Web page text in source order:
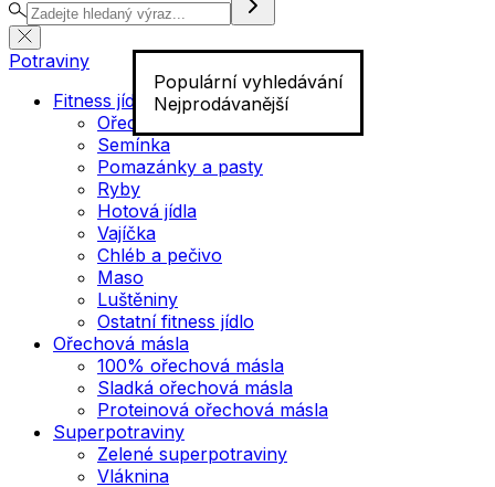
Populární vyhledávání
Nejprodávanější
Potraviny
Fitness jídlo
Ořechy
Semínka
Pomazánky a pasty
Ryby
Hotová jídla
Vajíčka
Chléb a pečivo
Maso
Luštěniny
Ostatní fitness jídlo
Ořechová másla
100% ořechová másla
Sladká ořechová másla
Proteinová ořechová másla
Superpotraviny
Zelené superpotraviny
Vláknina